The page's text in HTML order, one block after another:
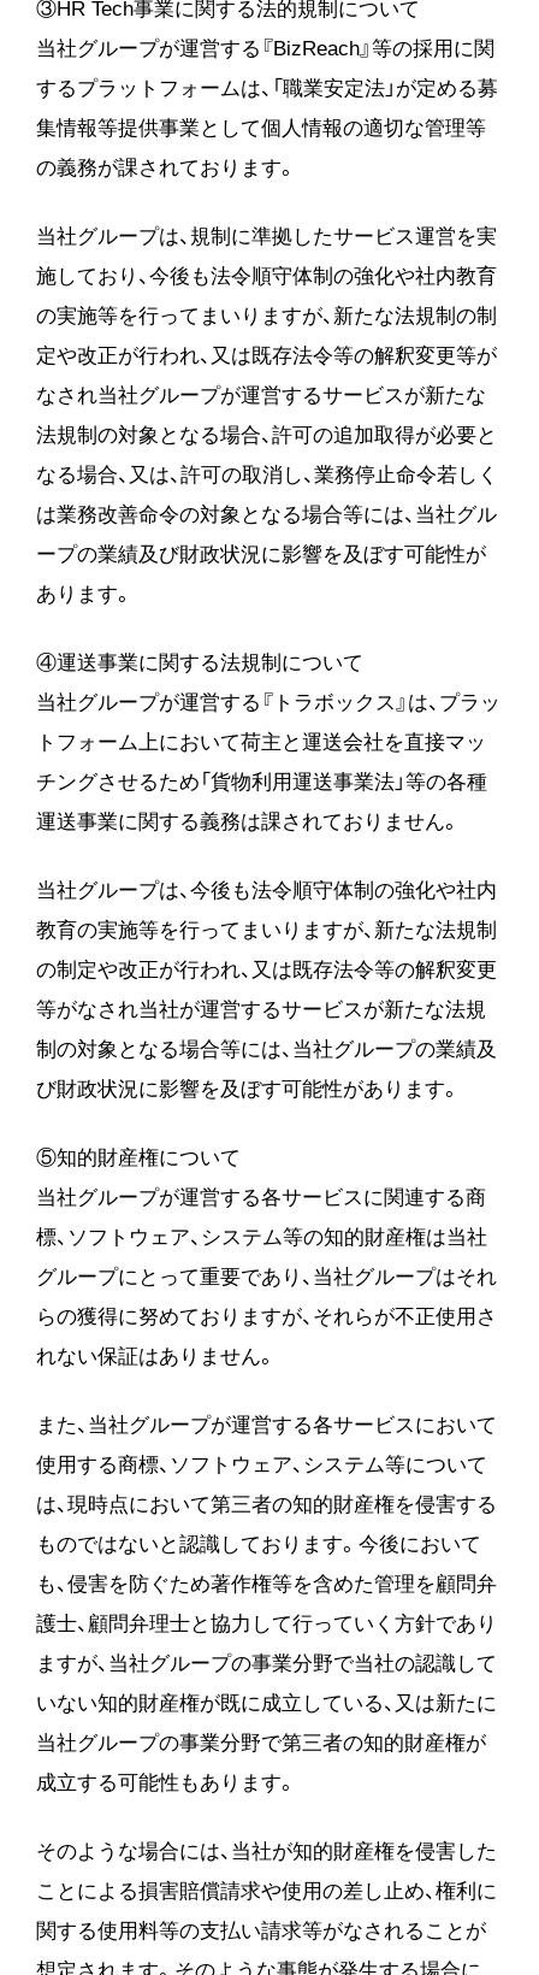
③HR Tech事業に関する法的規制について
当社グループが運営する『BizReach』等の採用に関
するプラットフォームは、「職業安定法」が定める募
集情報等提供事業として個人情報の適切な管理等
の義務が課されております。
当社グループは、規制に準拠したサービス運営を実
施しており、今後も法令順守体制の強化や社内教育
の実施等を行ってまいりますが、新たな法規制の制
定や改正が行われ、又は既存法令等の解釈変更等が
なされ当社グループが運営するサービスが新たな
法規制の対象となる場合、許可の追加取得が必要と
なる場合、又は、許可の取消し、業務停止命令若しく
は業務改善命令の対象となる場合等には、当社グル
ープの業績及び財政状況に影響を及ぼす可能性が
あります。
④運送事業に関する法規制について
当社グループが運営する『トラボックス』は、プラッ
トフォーム上において荷主と運送会社を直接マッ
チングさせるため「貨物利用運送事業法」等の各種
運送事業に関する義務は課されておりません。
当社グループは、今後も法令順守体制の強化や社内
教育の実施等を行ってまいりますが、新たな法規制
の制定や改正が行われ、又は既存法令等の解釈変更
等がなされ当社が運営するサービスが新たな法規
制の対象となる場合等には、当社グループの業績及
び財政状況に影響を及ぼす可能性があります。
⑤知的財産権について
当社グループが運営する各サービスに関連する商
標、ソフトウェア、システム等の知的財産権は当社
グループにとって重要であり、当社グループはそれ
らの獲得に努めておりますが、それらが不正使用さ
れない保証はありません。
また、当社グループが運営する各サービスにおいて
使用する商標、ソフトウェア、システム等について
は、現時点において第三者の知的財産権を侵害する
ものではないと認識しております。今後において
も、侵害を防ぐため著作権等を含めた管理を顧問弁
護士、顧問弁理士と協力して行っていく方針であり
ますが、当社グループの事業分野で当社の認識して
いない知的財産権が既に成立している、又は新たに
当社グループの事業分野で第三者の知的財産権が
成立する可能性もあります。
そのような場合には、当社が知的財産権を侵害した
ことによる損害賠償請求や使用の差し止め、権利に
関する使用料等の支払い請求等がなされることが
想定されます。そのような事態が発生する場合に